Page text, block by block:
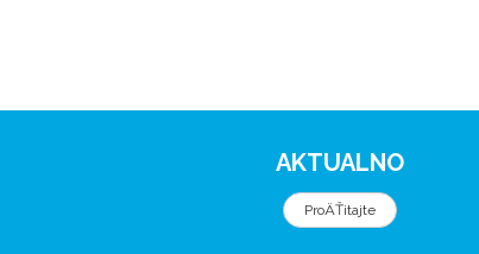
AKTUALNO
ProÄŤitajte